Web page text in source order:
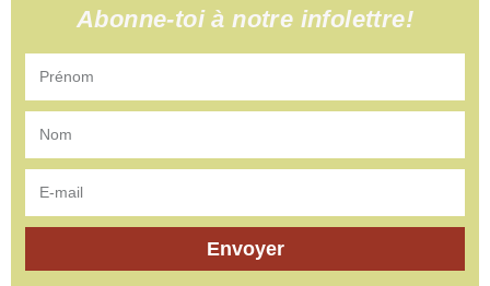
Abonne-toi à notre infolettre!
Envoyer